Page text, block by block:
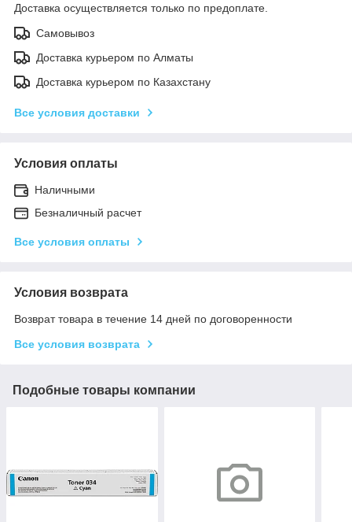
Доставка осуществляется только по предоплате.
Самовывоз
Доставка курьером по Алматы
Доставка курьером по Казахстану
Все условия доставки
Условия оплаты
Наличными
Безналичный расчет
Все условия оплаты
Условия возврата
Возврат товара в течение 14 дней по договоренности
Все условия возврата
Подобные товары компании